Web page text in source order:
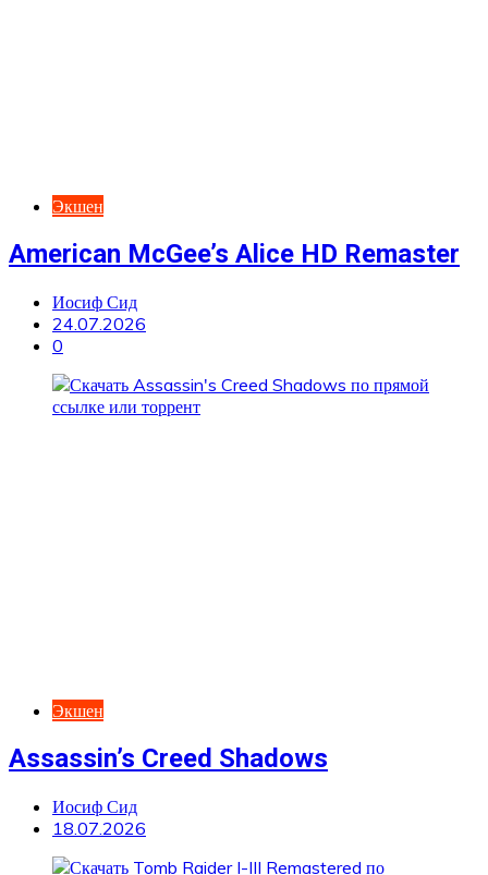
Экшен
American McGee’s Alice HD Remaster
Иосиф Сид
24.07.2026
0
Экшен
Assassin’s Creed Shadows
Иосиф Сид
18.07.2026